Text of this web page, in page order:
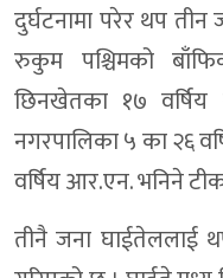
दुर्घटनामा परेर थप
रुकुम पश्चिमको
छिनखेतका १७ वर्षिय
नगरपालिका ५ का २६
वर्षिय आर.एन. भनिने
तीनै जना घाईतेललाई